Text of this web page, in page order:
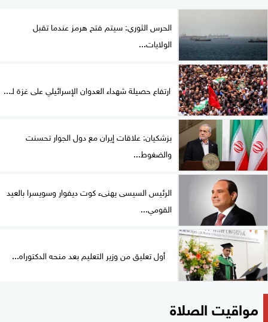
الحرس الثوري: سيتم فتح هرمز عندما تقبل
الولايات...
ارتفاع حصيلة شهداء العدوان الإسرائيلي على غزة لـ...
بزشكيان: علاقات إيران مع دول الجوار تحسنت
والضغوط...
الرئيس السيسى يهنىء كوت ديفوار وسويسرا بالعيد
القومي...
أول تعليق من وزير التعليم بعد منحه الدكتوراه...
مواقيت الصلاة